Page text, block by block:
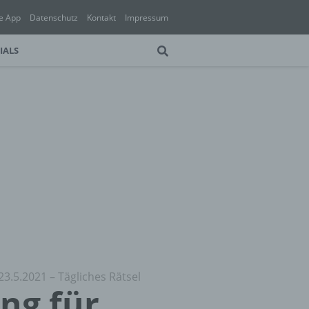
App Datenschutz Kontakt Impressum
– Tägliches Rätsel